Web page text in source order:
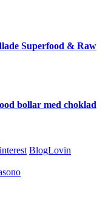
Superfood & Raw
bollar med choklad
BlogLovin